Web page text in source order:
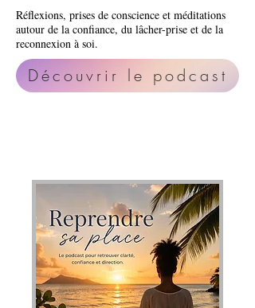
Réflexions, prises de conscience et méditations
autour de la confiance, du lâcher-prise et de la
reconnexion à soi.
Découvrir le podcast